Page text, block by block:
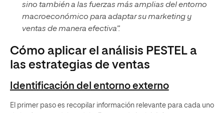
sino también a las fuerzas más amplias del entorno
macroeconómico para adaptar su marketing y
ventas de manera efectiva”.
Cómo aplicar el análisis PESTEL a
las estrategias de ventas
Identificación del entorno externo
El primer paso es recopilar información relevante para cada uno